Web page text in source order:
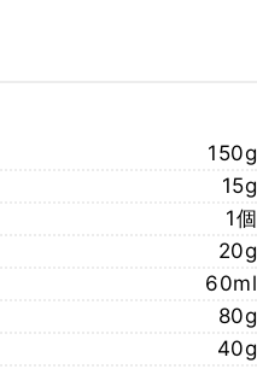
150g
15g
1個
20g
60ml
80g
40g